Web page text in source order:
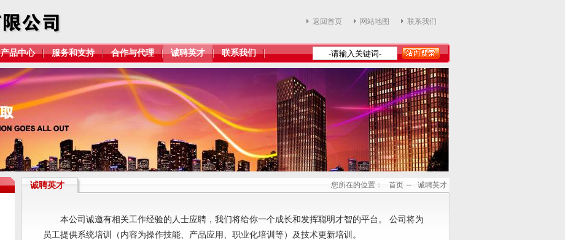
返回首页 网站地图 联系我们
产品中心 服务和支持 合作与代理 诚聘英才 联系我们
您所在的位置： 首页 -- 诚聘英才
诚聘英才
本公司诚邀有相关工作经验的人士应聘，我们将给你一个成长和发挥聪明才智的平台。 公司将为
员工提供系统培训（内容为操作技能、产品应用、职业化培训等）及技术更新培训。